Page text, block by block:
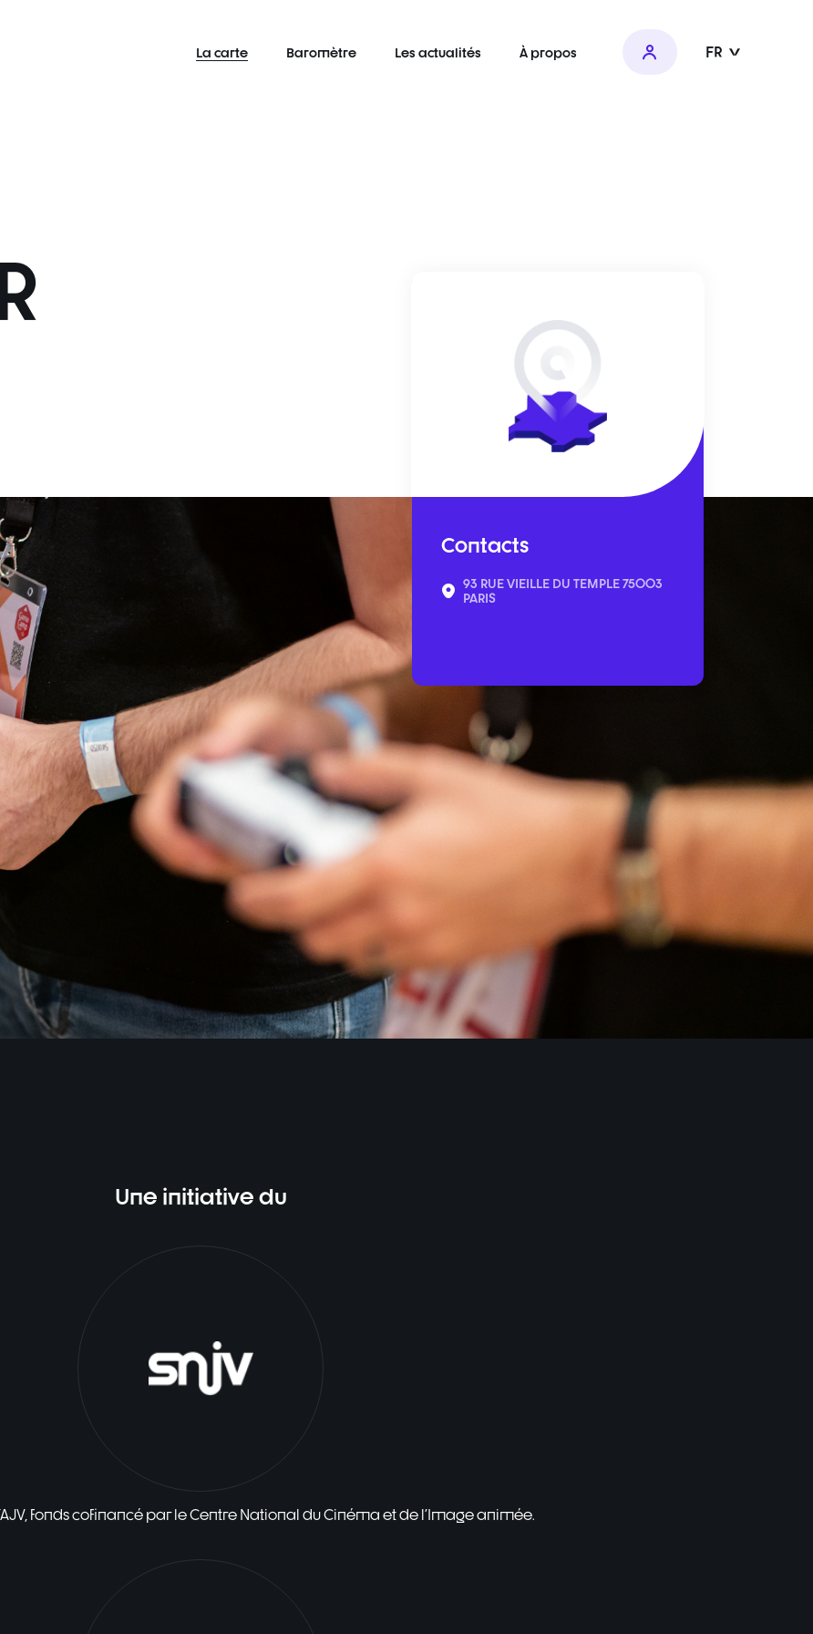
La carte Baromètre Les actualités À propos FR
Contacts
93 RUE VIEILLE DU TEMPLE 75003
PARIS
Une initiative du
fonds cofinancé par le Centre National du Cinéma et de l'Image animée.